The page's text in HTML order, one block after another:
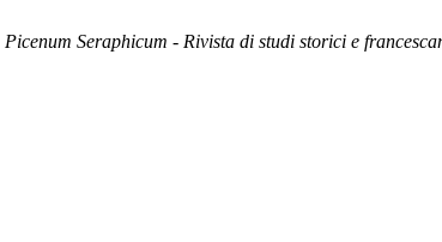
Picenum Seraphicum - Rivista di studi storici e